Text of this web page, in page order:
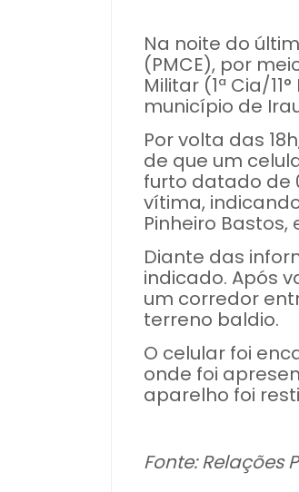
Na noite do
(PMCE), por
Militar (1ª Cia/
município de
Por volta das
de que um
furto datado de
vítima,
Pinheiro Bastos,
Diante das
indicado. Após
um corredor
terreno baldio.
O celular foi
onde foi
aparelho foi
Fonte: Relações